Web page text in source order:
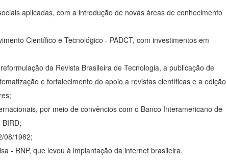
aplicadas, com a introdução de novas áreas de conhecimento
Científico e Tecnológico - PADCT, com investimentos em
da Revista Brasileira de Tecnologia, a publicação de
e fortalecimento do apoio a revistas científicas e a edição
por meio de convêncios com o Banco Interamericano de
08/1982;
- RNP, que levou à implantação da internet brasileira.